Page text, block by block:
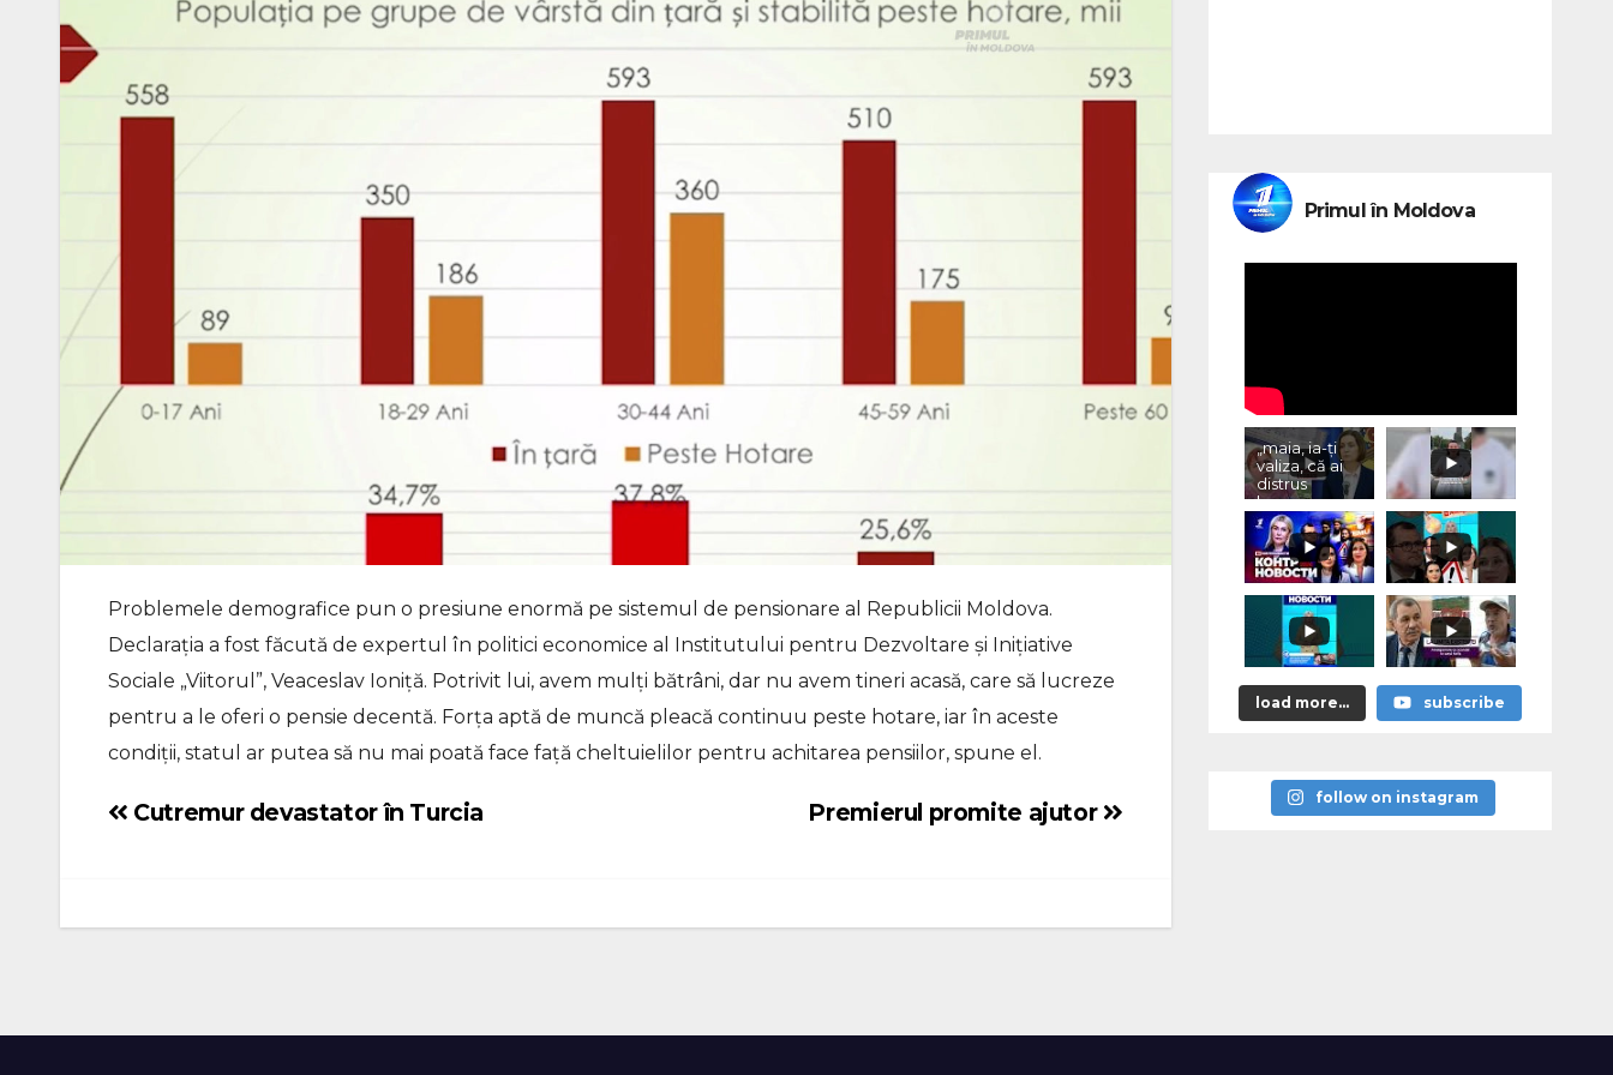
Problemele demografice pun o presiune enormă pe sistemul de pensionare al Republicii Moldova.
Declarația a fost făcută de expertul în politici economice al Institutului pentru Dezvoltare și Inițiative
Sociale „Viitorul”, Veaceslav Ioniță. Potrivit lui, avem mulți bătrâni, dar nu avem tineri acasă, care să lucreze
pentru a le oferi o pensie decentă. Forța aptă de muncă pleacă continuu peste hotare, iar în aceste
condiții, statul ar putea să nu mai poată face față cheltuielilor pentru achitarea pensiilor, spune el.
Navigare
Premierul promite ajutor
Cutremur devastator în Turcia
Primul în Moldova
„maia, ia-ți
valiza, că ai
distrus
lumea, cu
«vremurile
astea bune”
load more... subscribe
follow on instagram